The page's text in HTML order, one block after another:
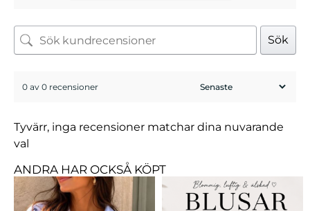
Sök
0 av 0 recensioner
Tyvärr, inga recensioner matchar dina nuvarande
val
ANDRA HAR OCKSÅ KÖPT